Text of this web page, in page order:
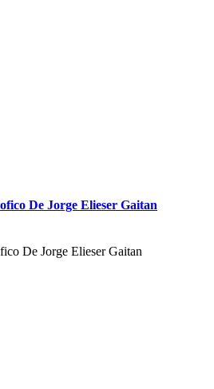
De Jorge Elieser Gaitan
De Jorge Elieser Gaitan